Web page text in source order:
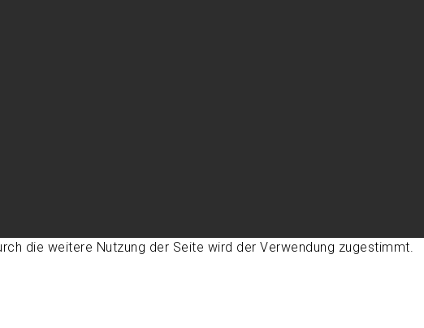
die weitere Nutzung der Seite wird der Verwendung zugestimmt.